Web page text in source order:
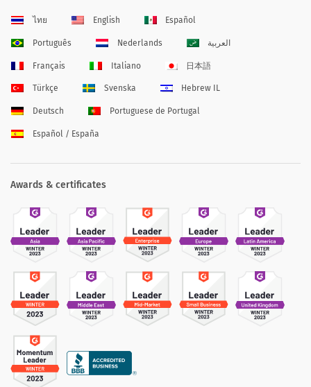
ไทย English Español
Português Nederlands العربية
Français Italiano 日本語
Türkçe Svenska Hebrew IL
Deutsch Portuguese de Portugal
Español / España
Awards & certificates